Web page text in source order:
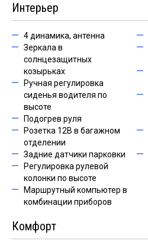
Интерьер
4 динамика, антенна
Зеркала в
солнцезащитных
козырьках
Ручная регулировка
сиденья водителя по
высоте
Подогрев руля
Розетка 12В в багажном
отделении
Задние датчики парковки
Регулировка рулевой
колонки по высоте
Маршрутный компьютер в
комбинации приборов
Комфорт